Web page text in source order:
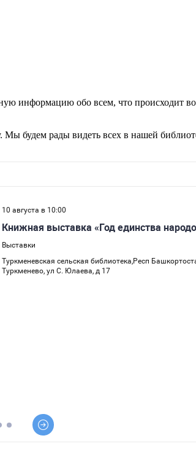
информацию обо всем, что происходит
будем рады видеть всех в нашей